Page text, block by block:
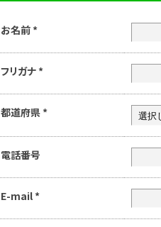
お名前 *
フリガナ *
都道府県 *
電話番号
E-mail *